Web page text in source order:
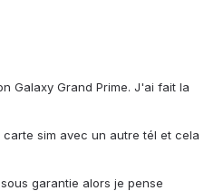
Galaxy Grand Prime. J'ai fait la
sim avec un autre tél et cela
garantie alors je pense